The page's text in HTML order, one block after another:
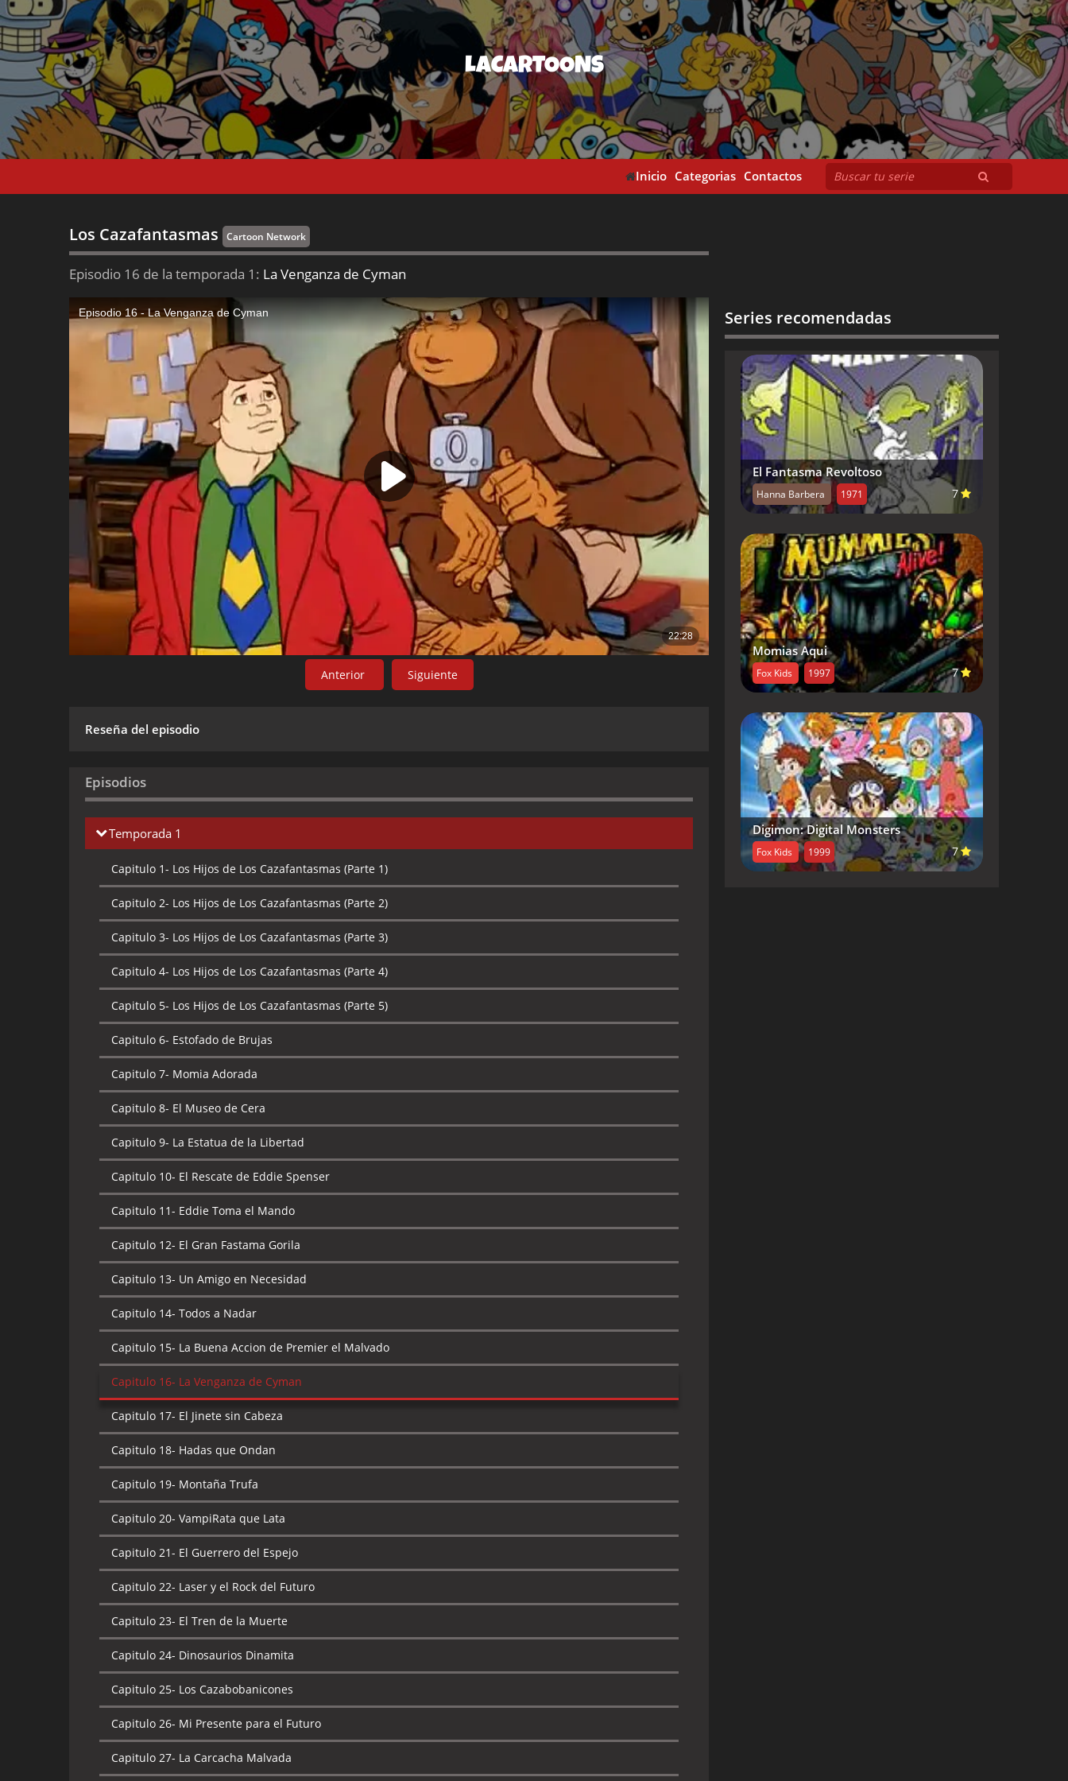
LACARTOONS
Inicio Categorias Contactos
Los Cazafantasmas Cartoon Network
Episodio 16 de la temporada 1: La Venganza de Cyman
Anterior Siguiente
Reseña del episodio
Episodios
Temporada 1
Capitulo 1- Los Hijos de Los Cazafantasmas (Parte 1)
Capitulo 2- Los Hijos de Los Cazafantasmas (Parte 2)
Capitulo 3- Los Hijos de Los Cazafantasmas (Parte 3)
Capitulo 4- Los Hijos de Los Cazafantasmas (Parte 4)
Capitulo 5- Los Hijos de Los Cazafantasmas (Parte 5)
Capitulo 6- Estofado de Brujas
Capitulo 7- Momia Adorada
Capitulo 8- El Museo de Cera
Capitulo 9- La Estatua de la Libertad
Capitulo 10- El Rescate de Eddie Spenser
Capitulo 11- Eddie Toma el Mando
Capitulo 12- El Gran Fastama Gorila
Capitulo 13- Un Amigo en Necesidad
Capitulo 14- Todos a Nadar
Capitulo 15- La Buena Accion de Premier el Malvado
Capitulo 16- La Venganza de Cyman
Capitulo 17- El Jinete sin Cabeza
Capitulo 18- Hadas que Ondan
Capitulo 19- Montaña Trufa
Capitulo 20- VampiRata que Lata
Capitulo 21- El Guerrero del Espejo
Capitulo 22- Laser y el Rock del Futuro
Capitulo 23- El Tren de la Muerte
Capitulo 24- Dinosaurios Dinamita
Capitulo 25- Los Cazabobanicones
Capitulo 26- Mi Presente para el Futuro
Capitulo 27- La Carcacha Malvada
Series recomendadas
El Fantasma Revoltoso
Hanna Barbera 1971 7
Momias Aqui
Fox Kids 1997 7
Digimon: Digital Monsters
Fox Kids 1999 7